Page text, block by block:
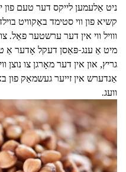
ניט אַלעמען לייקס דער טעם פון
קשיא פון ווי סטימד באַקוויט
ווויל ווי אין דער ערשטער פאַל.
מיט אַ ענג-פּאַסן דעקל אָדער אַ
גריץ, און אין דער מאָרגן צו
אַנדערש אין זייער געשמאַק פון
וועג.